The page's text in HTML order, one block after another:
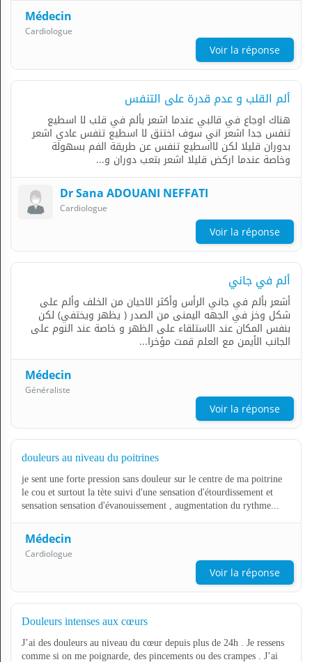
Médecin
Cardiologue
Voir la réponse
ألم القلب و عدم قدرة على التنفس
هناك اوجاع في قالبي عندما اشعر بألم في قلب لا اسطيع
تنفس جدا اشعر اني سوف اختنق لا اسطيع تنفس عادي اشعر
بدوران قليلا لكن لااسطيع تنفس عن طريقة الفم بسهولة
وخاصة عندما اركض قليلا اشعر بتعب دوران و...
Dr Sana ADOUANI NEFFATI
Cardiologue
Voir la réponse
ألم في جاني
أشعر بألم في جاني الرأس وأكثر الاحيان من الخلف وألم على
شكل وخز في الجهه اليمنى من الصدر ( يظهر ويختفي) لكن
بنفس المكان عند الاستلقاء على الظهر و خاصة عند النوم على
الجانب الأيمن مع العلم قمت مؤخرا...
Médecin
Généraliste
Voir la réponse
douleurs au niveau du poitrines
je sent une forte pression sans douleur sur le centre de ma poitrine
le cou et surtout la tète suivi d'une sensation d'étourdissement et
sensation sensation d'évanouissement , augmentation du rythme...
Médecin
Cardiologue
Voir la réponse
Douleurs intenses aux cœurs
J’ai des douleurs au niveau du cœur depuis plus de 24h . Je ressens
comme si on me poignarde, des pincements ou des crampes . J’ai